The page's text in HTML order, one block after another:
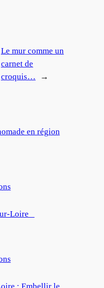
Le mur comme un
carnet de
croquis…
→
en région
Loire